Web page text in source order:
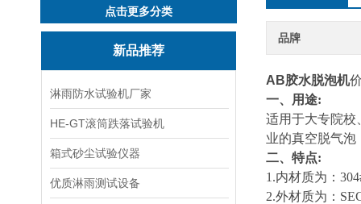
点击更多分类
新品推荐
淋雨防水试验机厂家
HE-GT滚筒跌落试验机
箱式砂尘试验仪器
优质淋雨测试设备
品牌
AB胶水脱泡机
一、用途:
适用于大专院校
业的真空脱气泡
二、 特点:
1.内材质为：
2.外材质为：